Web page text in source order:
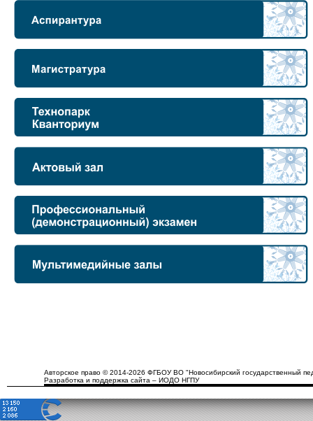
Авторское право © 2014-2026 ФГБОУ ВО "Новосибирский государственный
Разработка и поддержка сайта – ИОДО НГПУ